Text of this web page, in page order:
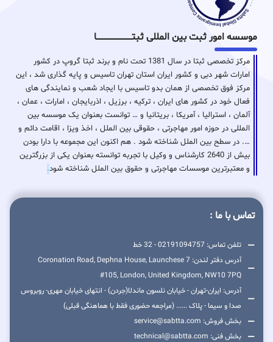
موسسه امور ثبت بین المللی ثبتـــــــــــــــــــــــــــــا
مرکز تخصصی ثبتا در سال 1381 تحت نام و برند ثبتا گروپ در کشور
امارات شهر دبی و کشور ایران استان تهران تاسیس و پایه گذاری شد ، این
مرکز فوق تخصصی از همان بدو تاسیس با ایجاد شعب و نمایندگی های
فعال خود در کشور های ایران ، ترکیه ، برزیل ، اذربایجان ، امارات ، عمان ،
آلمان ، استرالیا ، آمریکا ، بریتانیا و … توانست بعنوان یک موسسه بین
المللی در حوزه امور مهاجرتی ، حقوقی بین الملل ، اخذ ویزا ، اقامت دائم و
…. در سطح بین الملل شناخته شود . هم اکنون این مجموعه با دارا بودن
بیش از 2640 کارشناس و وکیل با تجربه توانسته بعنوان یکی از بزرگترین
و معتبرترین موسسات مهاجرتی و حقوق بین الملل شناخته شود.
تماس با ما :
تلفن تماس: 02191094757 - 32 خط
آدرس دفتر لندن: 7 Coronation Road, Dephna House, Launchese
#105, London, United Kingdom, NW10 7PQ
آدرس: ایران-تهران - خیابان نلسون ماندلا(جردن) - انتهای خیابان مهری- روبروس
صدا و سیما - پلاک ...... (مراجعه حضوری فقط با هماهنگی قبلی)
بخش فروش: service@sabtta.com
بخش فنی: technical@sabtta.com